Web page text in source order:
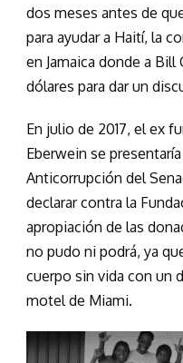
dos meses antes de
para ayudar a Haití, la
en Jamaica donde a
dólares para dar un
En julio de 2017, el ex
Eberwein se
Anticorrupción del
declarar contra la
apropiación de las
no pudo ni podrá, ya
cuerpo sin vida con un
motel de Miami.